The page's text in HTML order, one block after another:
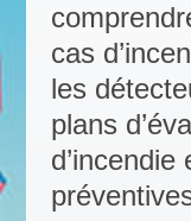
cas
les
plans